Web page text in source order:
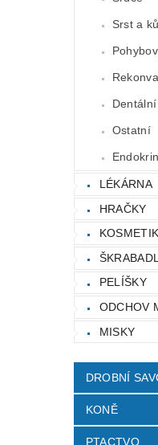
Srst a
Ostatní
LÉKÁRNA
HRAČKY
PELÍŠKY
ODCHOV
MISKY
DROBNÍ
KONĚ
PTACTVO